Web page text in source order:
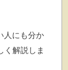
人にも分か
く解説しま